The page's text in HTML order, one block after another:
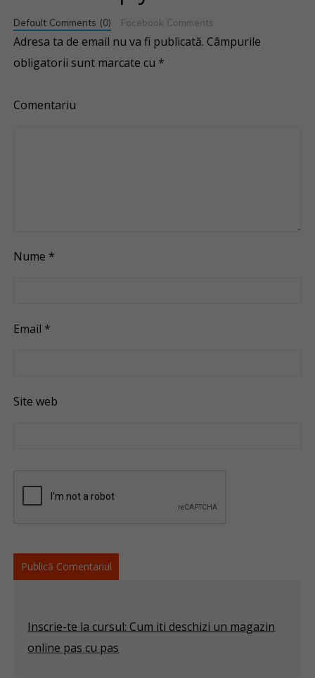
Default Comments (0) Facebook Comments
Adresa ta de email nu va fi publicată. Câmpurile
obligatorii sunt marcate cu *
Comentariu
Nume *
Email *
Site web
Inscrie-te la cursul: Cum iti deschizi un magazin
online pas cu pas